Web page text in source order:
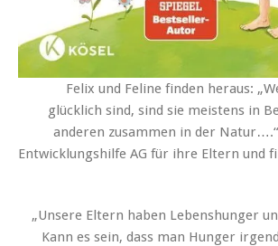
Felix und Feline finden heraus:
glücklich sind, sind sie meistens in
anderen zusammen in der
Entwicklungshilfe AG für ihre Eltern und
„Unsere Eltern haben Lebenshunger
Kann es sein, dass man Hunger